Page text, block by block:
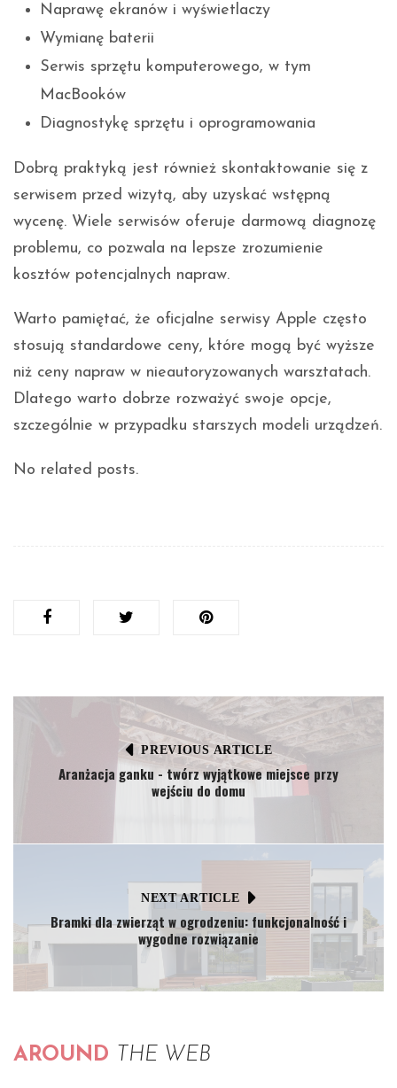
Naprawę ekranów i wyświetlaczy
Wymianę baterii
Serwis sprzętu komputerowego, w tym
MacBooków
Diagnostykę sprzętu i oprogramowania
Dobrą praktyką jest również skontaktowanie się z
serwisem przed wizytą, aby uzyskać wstępną
wycenę. Wiele serwisów oferuje darmową diagnozę
problemu, co pozwala na lepsze zrozumienie
kosztów potencjalnych napraw.
Warto pamiętać, że oficjalne serwisy Apple często
stosują standardowe ceny, które mogą być wyższe
niż ceny napraw w nieautoryzowanych warsztatach.
Dlatego warto dobrze rozważyć swoje opcje,
szczególnie w przypadku starszych modeli urządzeń.
No related posts.
PREVIOUS ARTICLE
Aranżacja ganku - twórz wyjątkowe miejsce przy
wejściu do domu
NEXT ARTICLE
Bramki dla zwierząt w ogrodzeniu: funkcjonalność i
wygodne rozwiązanie
AROUND THE WEB